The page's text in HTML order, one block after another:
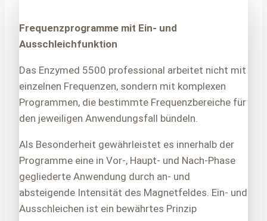
Frequenzprogramme mit Ein- und
Ausschleichfunktion
Das Enzymed 5500 professional arbeitet nicht mit
einzelnen Frequenzen, sondern mit komplexen
Programmen, die bestimmte Frequenzbereiche für
den jeweiligen Anwendungsfall bündeln.
Als Besonderheit gewährleistet es innerhalb der
Programme eine in Vor-, Haupt- und Nach-Phase
gegliederte Anwendung durch an- und
absteigende Intensität des Magnetfeldes. Ein- und
Ausschleichen ist ein bewährtes Prinzip